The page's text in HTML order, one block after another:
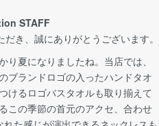
STAFF
き、誠にありがとうございます。
り夏になりましたね。当店では、
ブランドロゴの入ったハンドタオ
けるロゴバスタオルも取り揃えて
この季節の首元のアクセ、合わせ